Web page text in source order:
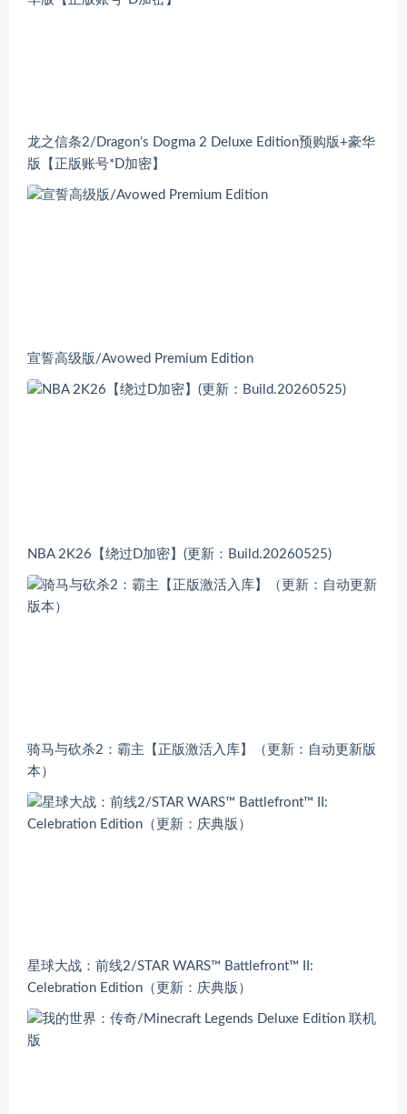
龙之信条2/Dragon’s Dogma 2 Deluxe Edition预购版+豪华
版【正版账号*D加密】
宣誓高级版/Avowed Premium Edition
NBA 2K26【绕过D加密】(更新：Build.20260525)
骑马与砍杀2：霸主【正版激活入库】（更新：自动更新版
本）
星球大战：前线2/STAR WARS™ Battlefront™ II:
Celebration Edition（更新：庆典版）